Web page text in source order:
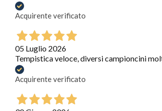
Acquirente verificato
05 Luglio 2026
Tempistica veloce, diversi campioncini
Acquirente verificato